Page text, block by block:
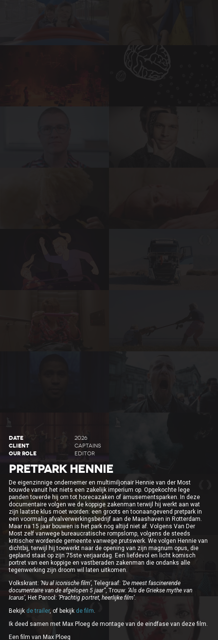
DATE 2026
CLIENT CAPTAINS
OUR ROLE EDITOR
PRETPARK HENNIE
De eigenzinnige ondernemer en multimiljonair Hennie van der Most
bouwde vanuit het niets een zakelijk imperium op. Opgekochte lege
panden toverde hij om tot horecazaken of amusementsparken. In deze
documentaire volgen we de koppige zakenman terwijl hij werkt aan wat
zijn laatste klus moet worden: een groots en toonaangevend pretpark in
een voormalig afvalverwerkingsbedrijf aan de Maashaven in Rotterdam.
Maar na 15 jaar bouwen is het park nog altijd niet af. Volgens Van Der
Most zelf vanwege bureaucratische rompslomp, volgens de steeds
kritischer wordende gemeente vanwege prutswerk. We volgen Hennie van
dichtbij, terwijl hij toewerkt naar de opening van zijn magnum opus, die
gepland staat op zijn 75ste verjaardag. Een liefdevol en licht komisch
portret van een koppige en vastberaden zakenman die ondanks alle
tegenwerking zijn droom wil laten uitkomen.
Volkskrant: ‘Nu al iconische film’, Telegraaf: ‘De meest fascinerende
documentaire van de afgelopen 5 jaar”, Trouw: ‘Als de Griekse mythe van
Icarus’, Het Parool: ‘Prachtig portret, heerlijke film’.
Bekijk de trailer, of bekijk de film.
Ik deed samen met Max Ploeg de montage van de eindfase van deze film.
Een film van Max Ploeg